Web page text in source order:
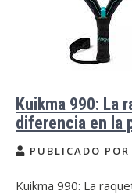
Kuikma 990: La
diferencia en la
PUBLICADO POR
Kuikma 990: La